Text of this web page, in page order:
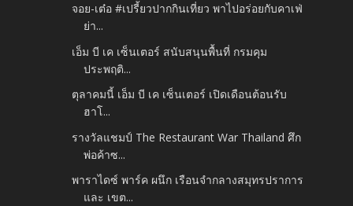
จอย-เต๋อ #เปรี้ยวปากกินเที่ยว พาไปอร่อยกับคาเฟ่
ย่า...
เอ็ม บี เค เซ็นเตอร์ สนับสนุนพื้นที่ กรมคุม
ประพฤติ...
ตุลาคมนี้ เอ็ม บี เค เซ็นเตอร์ เปิดเดือนต้อนรับ
ฮาโ...
รางวัลแชมป์ The Restaurant War Thailand ศึก
พ่อค้าซ...
พาราไดซ์ พาร์ค ผนึก เรือนจำกลางสมุทรปราการ
และ เขต...